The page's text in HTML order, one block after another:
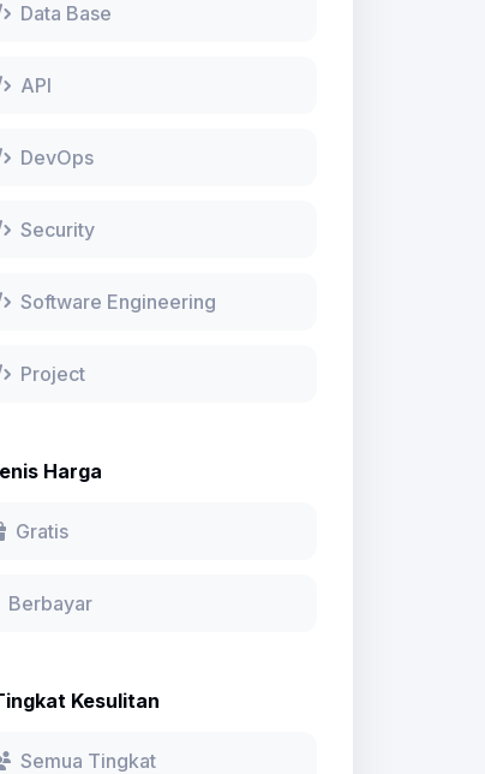
Data Base
API
DevOps
Security
Software Engineering
Project
Harga
Gratis
Berbayar
Kesulitan
Semua Tingkat